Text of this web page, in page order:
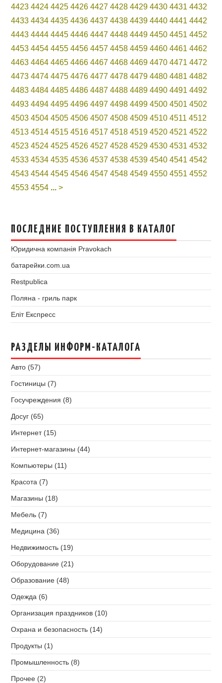
4423 4424 4425 4426 4427 4428 4429 4430 4431 4432
4433 4434 4435 4436 4437 4438 4439 4440 4441 4442
4443 4444 4445 4446 4447 4448 4449 4450 4451 4452
4453 4454 4455 4456 4457 4458 4459 4460 4461 4462
4463 4464 4465 4466 4467 4468 4469 4470 4471 4472
4473 4474 4475 4476 4477 4478 4479 4480 4481 4482
4483 4484 4485 4486 4487 4488 4489 4490 4491 4492
4493 4494 4495 4496 4497 4498 4499 4500 4501 4502
4503 4504 4505 4506 4507 4508 4509 4510 4511 4512
4513 4514 4515 4516 4517 4518 4519 4520 4521 4522
4523 4524 4525 4526 4527 4528 4529 4530 4531 4532
4533 4534 4535 4536 4537 4538 4539 4540 4541 4542
4543 4544 4545 4546 4547 4548 4549 4550 4551 4552
4553 4554 ... >
ПОСЛЕДНИЕ ПОСТУПЛЕНИЯ В КАТАЛОГ
Юридична компанія Pravokach
батарейки.com.ua
Restpublica
Поляна - гриль парк
Еліт Експресс
РАЗДЕЛЫ ИНФОРМ-КАТАЛОГА
Авто (57)
Гостиницы (7)
Госучреждения (8)
Досуг (65)
Интернет (15)
Интернет-магазины (44)
Компьютеры (11)
Красота (7)
Магазины (18)
Мебель (7)
Медицина (36)
Недвижимость (19)
Оборудование (21)
Образование (48)
Одежда (6)
Организация праздников (10)
Охрана и безопасность (14)
Продукты (1)
Промышленность (8)
Прочее (2)